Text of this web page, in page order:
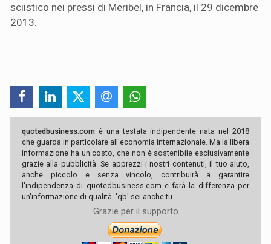
sciistico nei pressi di Meribel, in Francia, il 29 dicembre
2013.
quotedbusiness.com è una testata indipendente nata nel 2018
che guarda in particolare all'economia internazionale. Ma la libera
informazione ha un costo, che non è sostenibile esclusivamente
grazie alla pubblicità. Se apprezzi i nostri contenuti, il tuo aiuto,
anche piccolo e senza vincolo, contribuirà a garantire
l'indipendenza di quotedbusiness.com e farà la differenza per
un'informazione di qualità. 'qb' sei anche tu.
Grazie per il supporto